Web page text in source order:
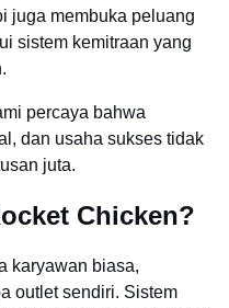
juga membuka peluang
sistem kemitraan yang
percaya bahwa
dan usaha sukses tidak
juta.
Chicken?
karyawan biasa,
outlet sendiri. Sistem